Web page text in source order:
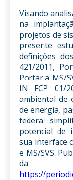
Visando
na
projetos de
presente
definições
421/2011,
Portaria MS/
IN FCP 01/
ambiental de
de energia,
federal
potencial de
sua interface
e MS/SVS.
da
https://